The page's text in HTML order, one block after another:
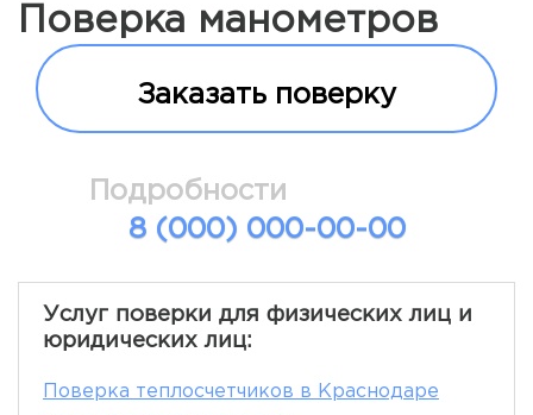
Поверка манометров
Заказать поверку
Подробности
8 (000) 000-00-00
Услуг поверки для физических лиц и
юридических лиц:
Поверка теплосчетчиков в Краснодаре